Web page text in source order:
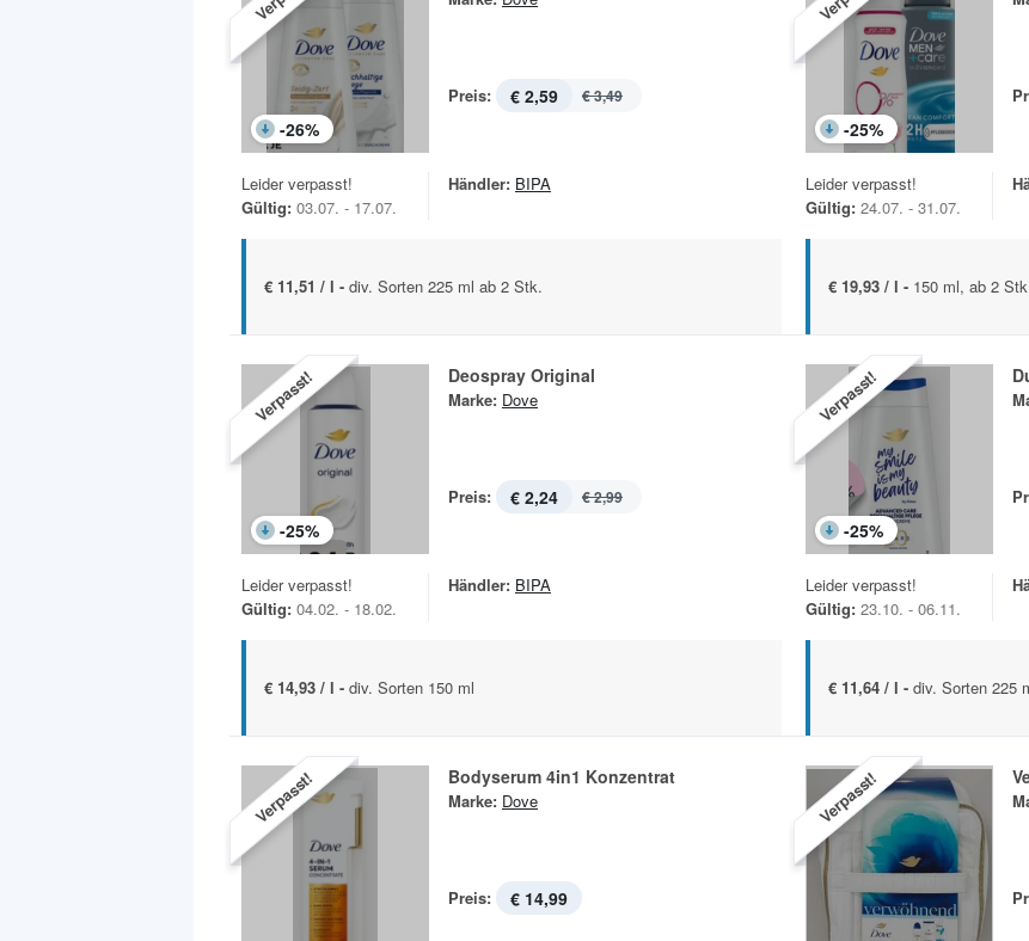
-26%
Preis: € 2,59 € 3,49
Leider verpasst!
Gültig: 03.07. - 17.07.
Händler: BIPA
€ 11,51 / l - div. Sorten 225 ml ab 2 Stk.
-25%
Leider verpasst!
Gültig: 24.07. - 31.07.
€ 19,93 / l - 150 ml, ab 2
Verpasst!
-25%
Deospray Original
Marke: Dove
Preis: € 2,24 € 2,99
Leider verpasst!
Gültig: 04.02. - 18.02.
Händler: BIPA
€ 14,93 / l - div. Sorten 150 ml
Verpasst!
-25%
Leider verpasst!
Gültig: 23.10. - 06.11.
€ 11,64 / l - div. Sorten 225
Verpasst! Bodyserum 4in1 Konzentrat
Marke: Dove
Preis: € 14,99
Verpasst!